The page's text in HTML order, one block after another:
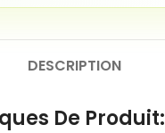
DESCRIPTION
De Produit: